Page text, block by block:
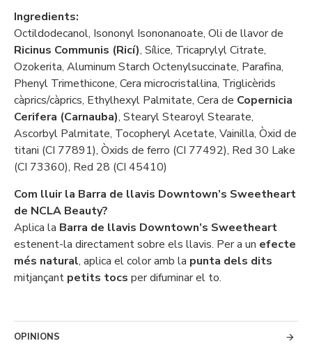
Ingredients:
Octildodecanol, Isononyl Isononanoate, Oli de llavor de
Ricinus Communis (Ricí), Sílice, Tricaprylyl Citrate,
Ozokerita, Aluminum Starch Octenylsuccinate, Parafina,
Phenyl Trimethicone, Cera microcristal·lina, Triglicèrids
càprics/càprics, Ethylhexyl Palmitate, Cera de Copernicia
Cerifera (Carnauba), Stearyl Stearoyl Stearate,
Ascorbyl Palmitate, Tocopheryl Acetate, Vainilla, Òxid de
titani (CI 77891), Òxids de ferro (CI 77492), Red 30 Lake
(CI 73360), Red 28 (CI 45410)
Com lluir la Barra de llavis Downtown’s Sweetheart
de NCLA Beauty?
Aplica la Barra de llavis Downtown’s Sweetheart
estenent-la directament sobre els llavis. Per a un efecte
més natural, aplica el color amb la punta dels dits
mitjançant petits tocs per difuminar el to.
OPINIONS